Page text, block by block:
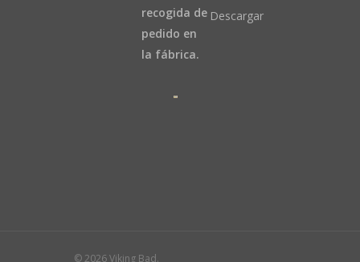
recogida de
pedido en
la fábrica.
Descargar
© 2026 Viking Bad.